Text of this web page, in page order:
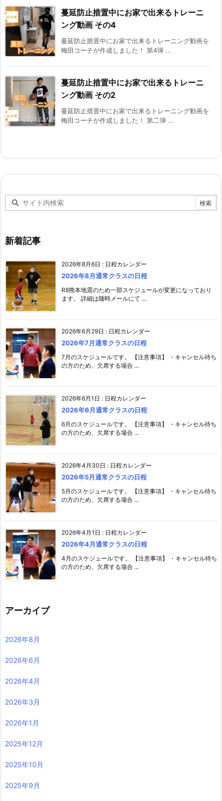
蔓延防止措置中にお家で出来るトレーニ
ング動画 その4
蔓延防止措置中にお家で出来るトレーニング動画を
梅田コーチが作成しました！ 第4弾 ...
蔓延防止措置中にお家で出来るトレーニ
ング動画 その2
蔓延防止措置中にお家で出来るトレーニング動画を
梅田コーチが作成しました！ 第二弾 ...
新着記事
2026年8月6日 : 日程カレンダー
2026年8月通常クラスの日程
R8熊本地震のため一部スケジュールが変更になっており
ます。 詳細は随時メールにて ...
2026年6月29日 : 日程カレンダー
2026年7月通常クラスの日程
7月のスケジュールです。 【注意事項】 ・キャンセル待ち
の方のため、欠席する場合 ...
2026年6月1日 : 日程カレンダー
2026年6月通常クラスの日程
6月のスケジュールです。 【注意事項】 ・キャンセル待ち
の方のため、欠席する場合 ...
2026年4月30日 : 日程カレンダー
2026年5月通常クラスの日程
5月のスケジュールです。 【注意事項】 ・キャンセル待ち
の方のため、欠席する場合 ...
2026年4月1日 : 日程カレンダー
2026年4月通常クラスの日程
4月のスケジュールです。 【注意事項】 ・キャンセル待ち
の方のため、欠席する場合 ...
アーカイブ
2026年8月
2026年6月
2026年4月
2026年3月
2026年1月
2025年12月
2025年10月
2025年9月